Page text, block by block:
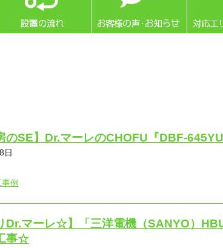
のSE】Dr.マーレのCHOFU『DBF-
日
事例
Dr.マーレ☆】「三洋電機（SANYO）
事☆